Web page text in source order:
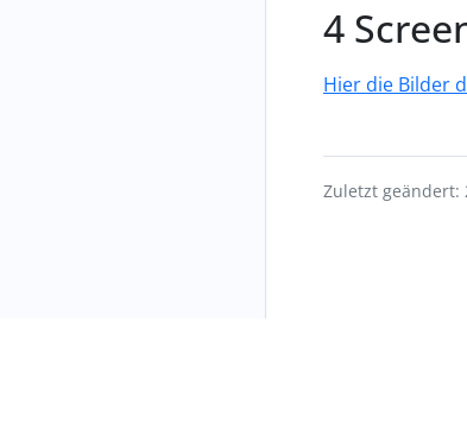
Hier die Bilder
Zuletzt geändert: